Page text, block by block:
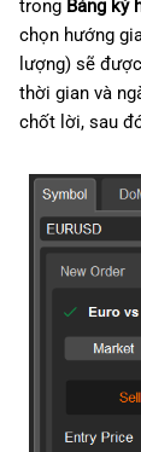
trong Bảng ký
chọn hướng
lượng) sẽ
thời gian và
chốt lời, sau